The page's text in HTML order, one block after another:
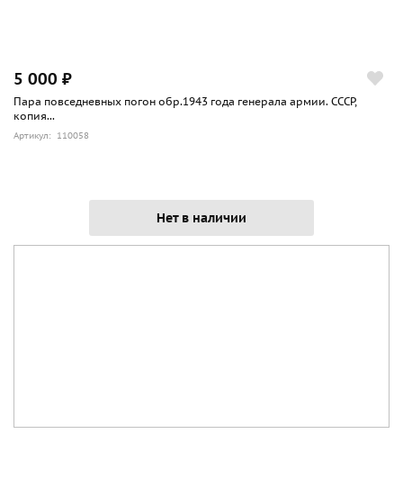
В мирное же время эти погоны носят лишь во время
проведения учений в поле.
5 000 ₽
Пара повседневных погон обр.1943 года генерала армии. СССР,
копия...
Артикул: 110058
Нет в наличии